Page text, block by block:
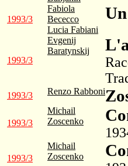
1993/3
Fabiola
Bececco
Lucia Fabiani
1993/3
Evgenij
Baratynskij
1993/3 Renzo Rabboni
1993/3
Michail
Zoscenko
1993/3
Michail
Zoscenko